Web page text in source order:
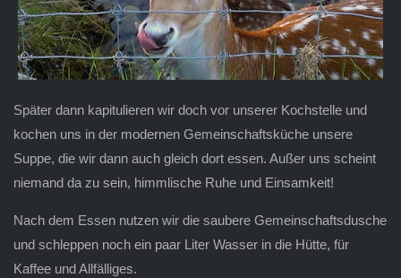
Später dann kapitulieren wir doch vor unserer Kochstelle und
kochen uns in der modernen Gemeinschaftsküche unsere
Suppe, die wir dann auch gleich dort essen. Außer uns scheint
niemand da zu sein, himmlische Ruhe und Einsamkeit!
Nach dem Essen nutzen wir die saubere Gemeinschaftsdusche
und schleppen noch ein paar Liter Wasser in die Hütte, für
Kaffee und Allfälliges.